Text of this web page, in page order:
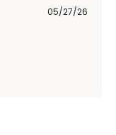
05/27/26